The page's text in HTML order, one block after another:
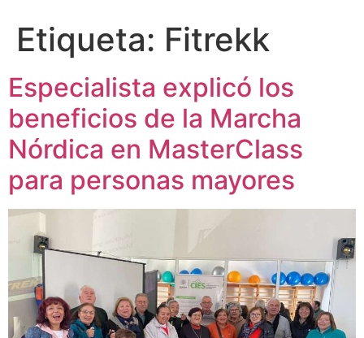
Etiqueta: Fitrekk
Especialista explicó los
beneficios de la Marcha
Nórdica en MasterClass
para personas mayores